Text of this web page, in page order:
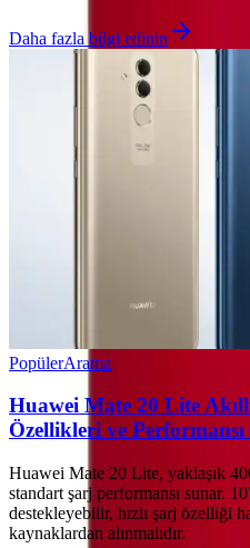
Daha fazla bilgi edinin
PopülerArama
Huawei Mate 20 Lite
Özellikleri ve
Huawei Mate 20 Lite, yaklaşık
standart şarj performansı sunar.
destekleyebilir, hızlı şarj özelliği
kaynaklardan alınmalıdır.